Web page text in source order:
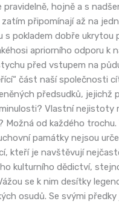
hojně a s
připomínají až na
s pokladem dobře ukrytou
apriorního odporu k
před vstupem na
část naší společnosti
předsudků, jejichž
Vlastní nejistoty
Možná od každého trochu.
památky nejsou
kteří je navštěvují
kulturního dědictví,
se k nim desítky
osudů. Se svými předky